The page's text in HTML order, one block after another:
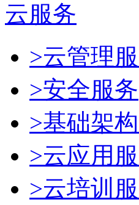
云服务
>云管理
>安全服务
>基础架
>云应用
>云培训